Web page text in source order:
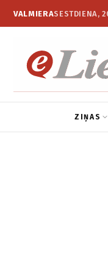
VALMIERASESTDIENA,
ZIŅAS